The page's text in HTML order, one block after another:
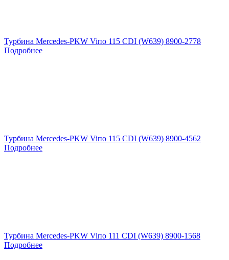
Турбина Mercedes-PKW Viпо 115 CDI (W639) 8900-2778
Подробнее
Турбина Mercedes-PKW Viпо 115 CDI (W639) 8900-4562
Подробнее
Турбина Mercedes-PKW Viпо 111 CDI (W639) 8900-1568
Подробнее